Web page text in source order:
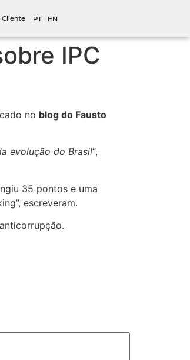
PT EN
IPC
no blog do Fausto
evolução do Brasil“,
35 pontos e uma
escreveram.